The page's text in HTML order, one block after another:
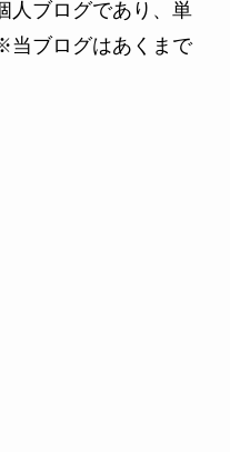
人ブログであり、単
当ブログはあくまで